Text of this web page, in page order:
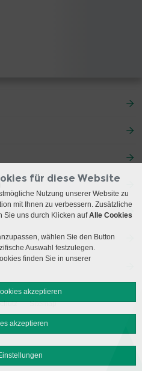
Sitemap
für diese Website
Nutzung unserer Website zu
mit Ihnen zu verbessern. Zusätzliche
Sie uns durch Klicken aufAlle Cookies
wählen Sie den Button
Auswahl festzulegen.
finden Sie in unserer
akzeptieren
akzeptieren